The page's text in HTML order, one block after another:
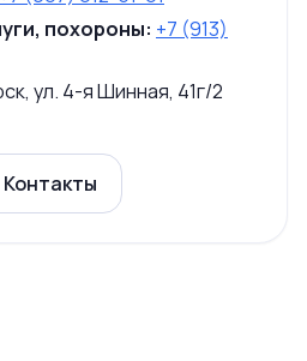
похороны: +7 (913)
ул. 4-я Шинная, 41г/2
Контакты